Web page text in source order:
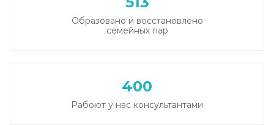
Кодирование от алкоголизма
Образовано и восстановлено
семейных пар
400
Рабоют у нас консультантами